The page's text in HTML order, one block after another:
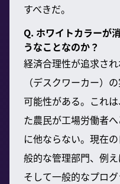
すべきだ。
Q. ホワイトカラーが
うなことなのか？
経済合理性が追求さ
（デスクワーカー）
可能性がある。これ
た農民が工場労働者
に他ならない。現在
般的な管理部門、例え
そして一般的なプロ